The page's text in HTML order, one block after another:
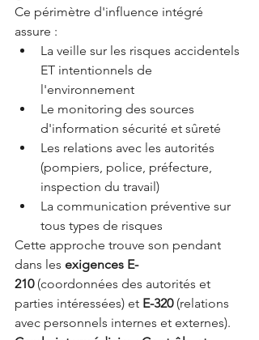
Ce périmètre d'influence intégré
assure :
La veille sur les risques accidentels
ET intentionnels de
l'environnement
Le monitoring des sources
d'information sécurité et sûreté
Les relations avec les autorités
(pompiers, police, préfecture,
inspection du travail)
La communication préventive sur
tous types de risques
Cette approche trouve son pendant
dans les exigences E-
210 (coordonnées des autorités et
parties intéressées) et E-320 (relations
avec personnels internes et externes).